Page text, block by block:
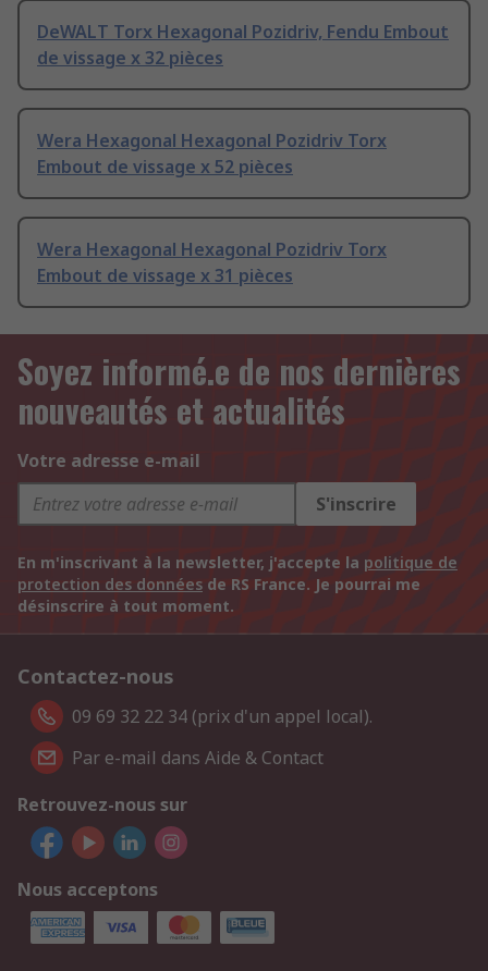
DeWALT Torx Hexagonal Pozidriv, Fendu Embout
de vissage x 32 pièces
Wera Hexagonal Hexagonal Pozidriv Torx
Embout de vissage x 52 pièces
Wera Hexagonal Hexagonal Pozidriv Torx
Embout de vissage x 31 pièces
Soyez informé.e de nos dernières
nouveautés et actualités
Votre adresse e-mail
S'inscrire
En m'inscrivant à la newsletter, j'accepte la politique de
protection des données de RS France. Je pourrai me
désinscrire à tout moment.
Contactez-nous
09 69 32 22 34 (prix d'un appel local).
Par e-mail dans Aide & Contact
Retrouvez-nous sur
Nous acceptons